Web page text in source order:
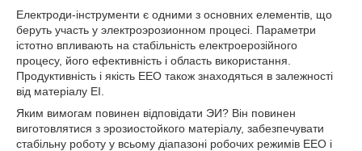
Електроди-інструменти є одними з основних елементів, що
беруть участь у электроэрозионном процесі. Параметри
істотно впливають на стабільність електроерозійного
процесу, його ефективність і область використання.
Продуктивність і якість ЕЕО також знаходяться в залежності
від матеріалу ЕІ.
Яким вимогам повинен відповідати ЭИ? Він повинен
виготовлятися з эрозиостойкого матеріалу, забезпечувати
стабільну роботу у всьому діапазоні робочих режимів ЕЕО і